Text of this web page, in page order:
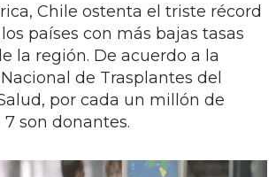
Chile ostenta el triste récord
países con más bajas tasas
la región. De acuerdo a la
de Trasplantes del
por cada un millón de
7 son donantes.